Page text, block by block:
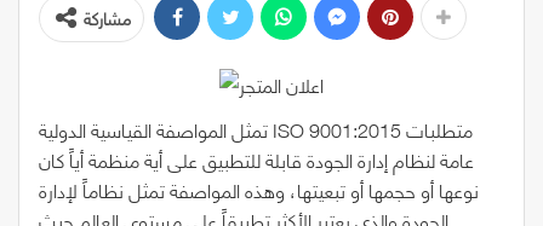
مشاركة
تمثل المواصفة القياسية الدولية ISO 9001:2015 متطلبات
عامة لنظام إدارة الجودة قابلة للتطبيق على أية منظمة أياً كان
نوعها أو حجمها أو تبعيتها، وهذه المواصفة تمثل نظاماً لإدارة